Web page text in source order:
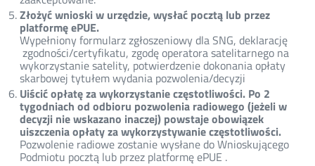
Złożyć wnioski w urzędzie, wysłać pocztą lub przez
platformę ePUE.
Wypełniony formularz zgłoszeniowy dla SNG, deklarację
zgodności/certyfikatu, zgodę operatora satelitarnego na
wykorzystanie satelity, potwierdzenie dokonania opłaty
skarbowej tytułem wydania pozwolenia/decyzji
Uiścić opłatę za wykorzystanie częstotliwości. Po 2
tygodniach od odbioru pozwolenia radiowego (jeżeli w
decyzji nie wskazano inaczej) powstaje obowiązek
uiszczenia opłaty za wykorzystywanie częstotliwości.
Pozwolenie radiowe zostanie wysłane do Wnioskującego
Podmiotu pocztą lub przez platformę ePUE .